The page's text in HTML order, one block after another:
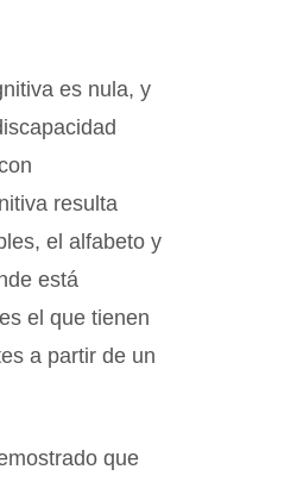
es nula, y
resulta
el alfabeto y
está
el que tienen
a partir de un
que